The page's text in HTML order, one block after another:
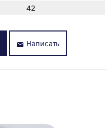
42
Написать